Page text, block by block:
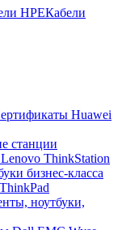
HPEКабели
Huawei
станции
ThinkStation
бизнес-класса
ноутбуки,